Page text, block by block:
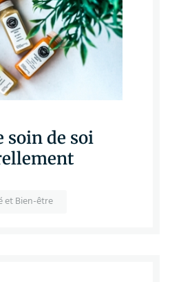
soin de soi
et Bien-être